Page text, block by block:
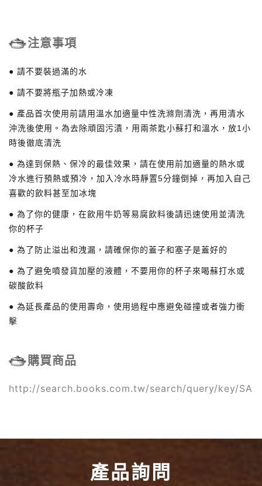
注意事項
● 請不要裝過滿的水
● 請不要將瓶子加熱或冷凍
● 產品首次使用前請用溫水加適量中性洗滌劑清洗，再用清水
沖洗後使用。為去除頑固污漬，用兩茶匙小蘇打和溫水，放1小
時後徹底清洗
● 為達到保熱、保冷的最佳效果，請在使用前加適量的熱水或
冷水進行預熱或預冷，加入冷水時靜置5分鐘倒掉，再加入自己
喜歡的飲料甚至加冰塊
● 為了你的健康，在飲用牛奶等易腐飲料後請迅速使用並清洗
你的杯子
● 為了防止溢出和洩漏，請確保你的蓋子和塞子是蓋好的
● 為了避免噴發貨加壓的液體，不要用你的杯子來喝蘇打水或
碳酸飲料
● 為延長產品的使用壽命，使用過程中應避免碰撞或者強力衝
擊
購買商品
http://search.books.com.tw/search/query/key/
產品詢問